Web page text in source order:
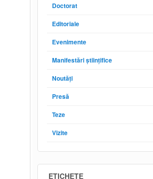
Doctorat
Editoriale
Evenimente
Manifestări științifice
Noutăți
Presă
Teze
Vizite
ETICHETE